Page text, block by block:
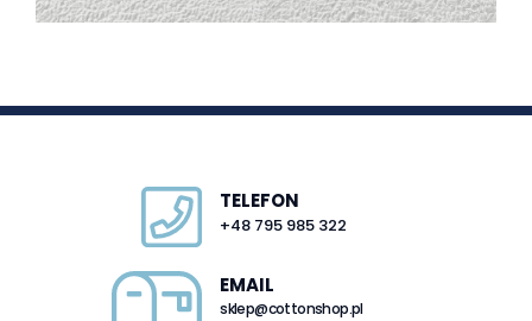
TELEFON
+48 795 985 322
EMAIL
sklep@cottonshop.pl